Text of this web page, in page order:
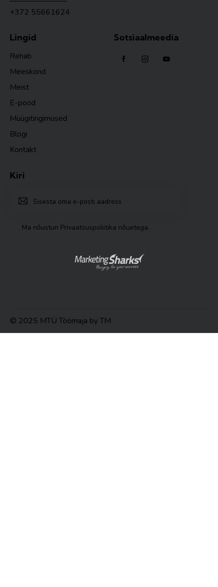
+372 55661624
Lingid
Rehab
Meeskond
Meist
E-pood
Müügitingimused
Blogi
Kontakt
Sotsiaalmeedia
Kiri
Ma nõustun Privaatsuspoliitika nõuetega.
© 2025 MTÜ Töömaja by TM